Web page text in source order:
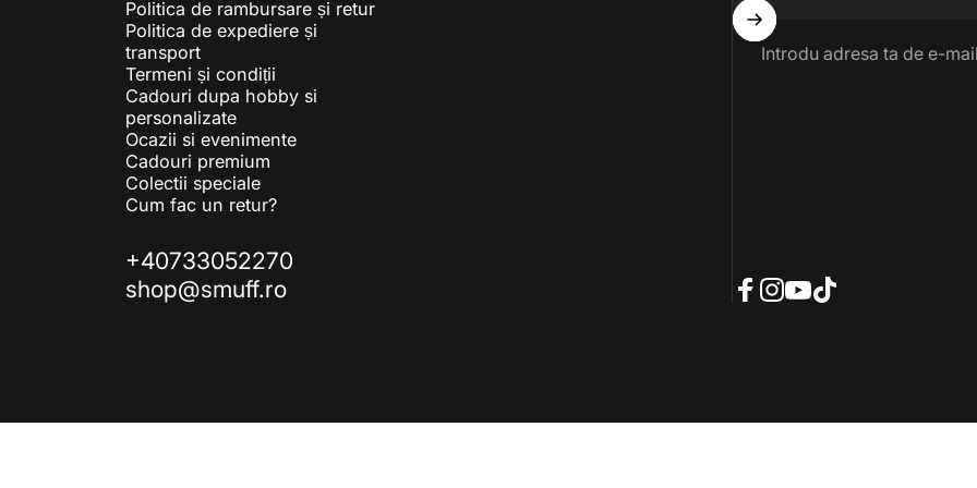
Politica de rambursare și retur
Politica de expediere și
transport
Termeni și condiții
Cadouri dupa hobby si
personalizate
Ocazii si evenimente
Cadouri premium
Colectii speciale
Cum fac un retur?
+40733052270
shop@smuff.ro
Introdu adresa ta de e-